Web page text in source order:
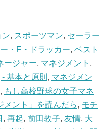
ン, スポーツマン, セーラー
・F・ドラッカー, ベスト
ージャー, マネジメント ,
基本と原則 , マネジメン
, もし高校野球の女子マネ
メント」を読んだら, モチ
, 再起, 前田敦子, 友情, 大